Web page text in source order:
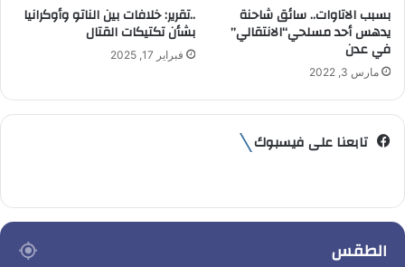
بسبب الاتاوات.. سائق شاحنة
يدهس أحد مسلحي“الانتقالي”
في عدن
مارس 3, 2022
..تقرير: خلافات بين الناتو وأوكرانيا
بشأن تكتيكات القتال
فبراير 17, 2025
تابعنا على فيسبوك
الطقس